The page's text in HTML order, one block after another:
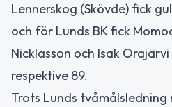
Lennerskog (Skövde) fick
och för Lunds BK fick
Nicklasson och Isak
respektive 89.
Trots Lunds tvåmålsledning